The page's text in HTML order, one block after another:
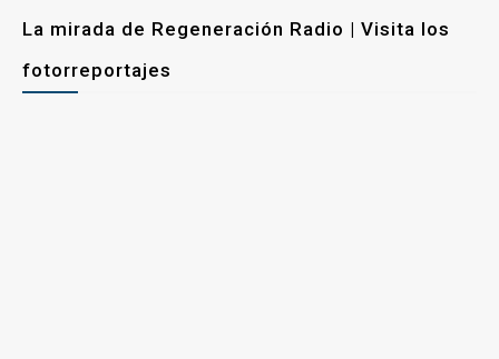
La mirada de Regeneración Radio | Visita los
fotorreportajes